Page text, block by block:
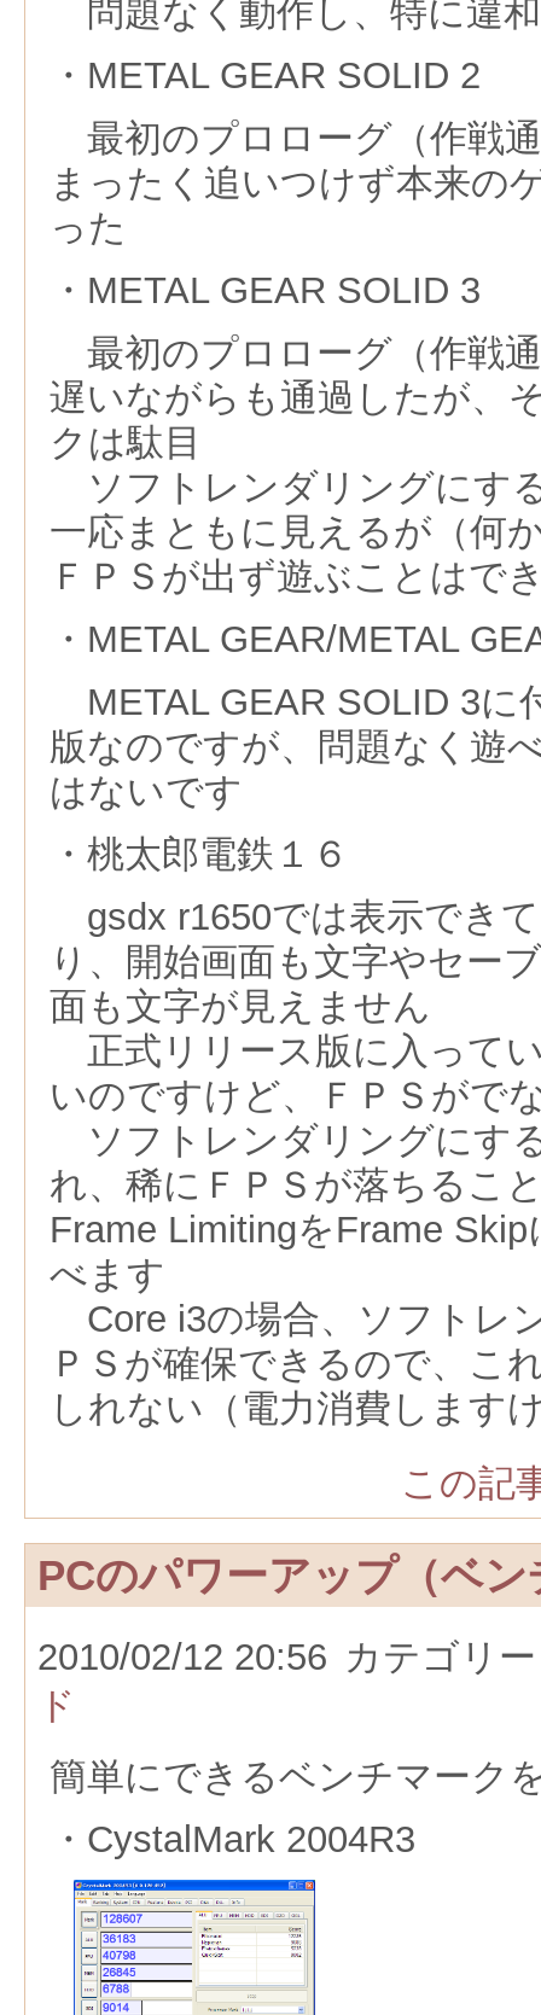
問題なく動作し、特に違
・METAL GEAR SOLID 2
最初のプロローグ（作戦
まったく追いつけず本来の
った
・METAL GEAR SOLID 3
最初のプロローグ（作戦
遅いながらも通過したが、
クは駄目
ソフトレンダリングにす
一応まともに見えるが（何
ＦＰＳが出ず遊ぶことはで
・METAL GEAR/METAL
METAL GEAR SOLID 3に
版なのですが、問題なく遊
はないです
・桃太郎電鉄１６
gsdx r1650では表示でき
り、開始画面も文字やセー
面も文字が見えません
正式リリース版に入って
いのですけど、ＦＰＳがで
ソフトレンダリングにす
れ、稀にＦＰＳが落ちるこ
Frame LimitingをFrame
べます
Core i3の場合、ソフトレ
ＰＳが確保できるので、こ
しれない（電力消費します
この記
PCのパワーアップ（ベ
2010/02/12 20:56 カテゴリ
ド
簡単にできるベンチマーク
・CystalMark 2004R3